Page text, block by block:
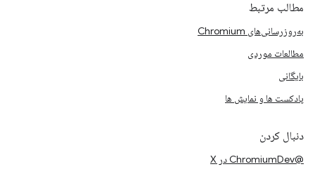
مطالب مرتبط
به‌روزرسانی‌های Chromium
مطالعات موردی
بایگانی
پادکست ها و نمایش ها
دنبال کردن
@ChromiumDev در X